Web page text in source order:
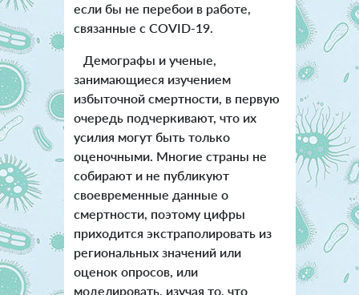
если бы не перебои в работе,
связанные с COVID-19.
Демографы и ученые,
занимающиеся изучением
избыточной смертности, в первую
очередь подчеркивают, что их
усилия могут быть только
оценочными. Многие страны не
собирают и не публикуют
своевременные данные о
смертности, поэтому цифры
приходится экстраполировать из
региональных значений или
оценок опросов, или
моделировать, изучая то, что